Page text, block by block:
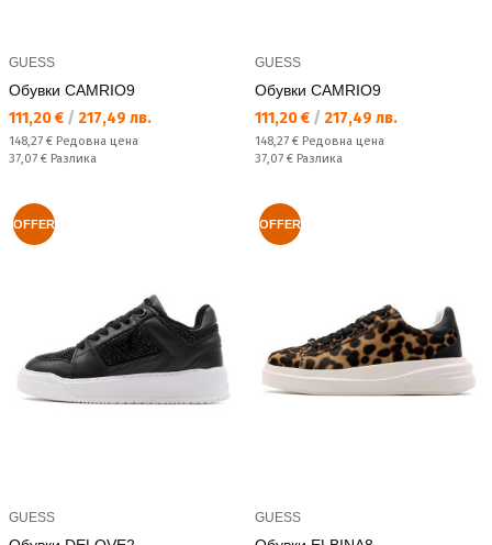
GUESS
Обувки CAMRIO9
Текуща цена:
111,20 € / 217,49 лв.
Редовна цена:
148,27 € Редовна цена
Спестявате:
37,07 € Разлика
GUESS
Обувки CAMRIO9
Текуща цена:
111,20 € / 217,49 лв.
Редовна цена:
148,27 € Редовна цена
Спестявате:
37,07 € Разлика
OFFER
GUESS
OFFER
GUESS